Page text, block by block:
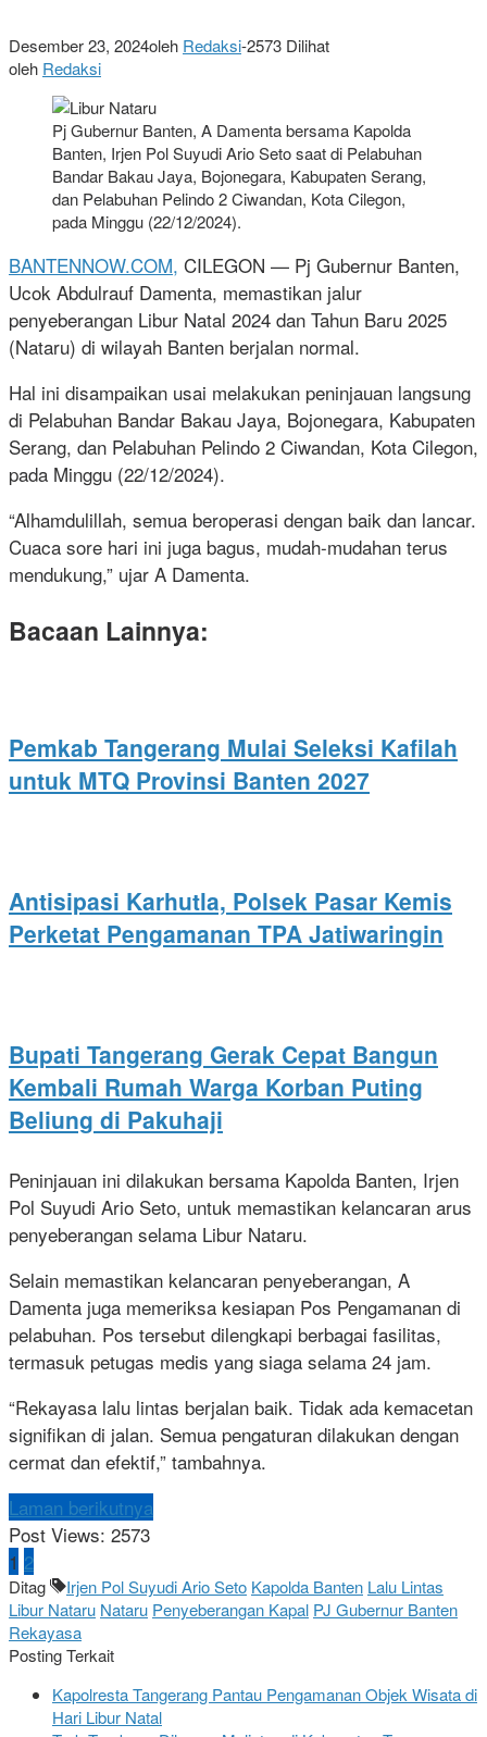
Desember 23, 2024oleh Redaksi-2573 Dilihat
oleh Redaksi
Pj Gubernur Banten, A Damenta bersama Kapolda
Banten, Irjen Pol Suyudi Ario Seto saat di Pelabuhan
Bandar Bakau Jaya, Bojonegara, Kabupaten Serang,
dan Pelabuhan Pelindo 2 Ciwandan, Kota Cilegon,
pada Minggu (22/12/2024).
BANTENNOW.COM, CILEGON — Pj Gubernur Banten,
Ucok Abdulrauf Damenta, memastikan jalur
penyeberangan Libur Natal 2024 dan Tahun Baru 2025
(Nataru) di wilayah Banten berjalan normal.
Hal ini disampaikan usai melakukan peninjauan langsung
di Pelabuhan Bandar Bakau Jaya, Bojonegara, Kabupaten
Serang, dan Pelabuhan Pelindo 2 Ciwandan, Kota Cilegon,
pada Minggu (22/12/2024).
“Alhamdulillah, semua beroperasi dengan baik dan lancar.
Cuaca sore hari ini juga bagus, mudah-mudahan terus
mendukung,” ujar A Damenta.
Bacaan Lainnya:
Pemkab Tangerang Mulai Seleksi Kafilah
untuk MTQ Provinsi Banten 2027
Antisipasi Karhutla, Polsek Pasar Kemis
Perketat Pengamanan TPA Jatiwaringin
Bupati Tangerang Gerak Cepat Bangun
Kembali Rumah Warga Korban Puting
Beliung di Pakuhaji
Peninjauan ini dilakukan bersama Kapolda Banten, Irjen
Pol Suyudi Ario Seto, untuk memastikan kelancaran arus
penyeberangan selama Libur Nataru.
Selain memastikan kelancaran penyeberangan, A
Damenta juga memeriksa kesiapan Pos Pengamanan di
pelabuhan. Pos tersebut dilengkapi berbagai fasilitas,
termasuk petugas medis yang siaga selama 24 jam.
“Rekayasa lalu lintas berjalan baik. Tidak ada kemacetan
signifikan di jalan. Semua pengaturan dilakukan dengan
cermat dan efektif,” tambahnya.
Laman berikutnya
Post Views: 2573
1 2
Ditag Irjen Pol Suyudi Ario Seto Kapolda Banten Lalu Lintas
Libur Nataru Nataru Penyeberangan Kapal PJ Gubernur Banten
Rekayasa
Posting Terkait
Kapolresta Tangerang Pantau Pengamanan Objek Wisata di
Hari Libur Natal